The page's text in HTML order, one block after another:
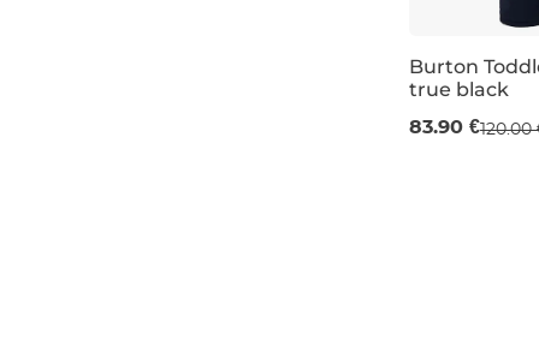
Výpredaj -30
Burton
true black
83.90 €120.00